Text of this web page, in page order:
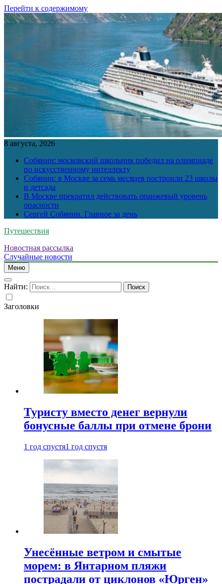
Перейти к содержимому
8 августа, 2026
Собянин: московский школьник победил на олимпиаде
по искусственному интеллекту
Собянин: в Москве за семь месяцев построили 23 школы
и детсада
В Москве прекратил действовать оранжевый уровень
опасности
Сергей Собянин. Главное за день
Путешествия
Новостная рассылка
Случайные новости
Меню
Найти:
Заголовки
Туристу вместо денег вернули
бонусные баллы при отмене брони
1 год спустя1 год спустя
Унесённые ветром и смытые
морем: в Янтарном пляжи
пострадали от циклонов «Юрген»